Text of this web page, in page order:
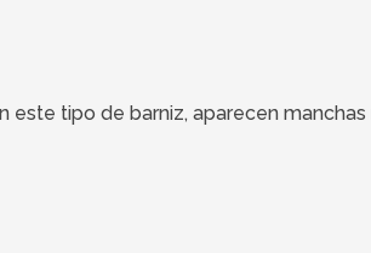
tipo de barniz, aparecen